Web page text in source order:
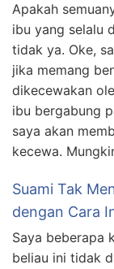
Apakah
ibu yang selalu
tidak ya. Oke,
jika memang
dikecewakan
ibu bergabung
saya akan
kecewa.
Suami Tak
dengan Cara
Saya beberapa
beliau ini tidak